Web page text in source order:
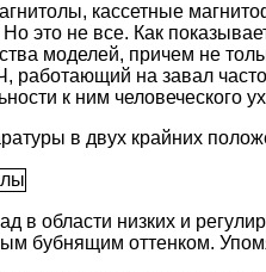
кассетные
это не все. Как
моделей, причем не
работающий на завал
к ним человеческого
в двух крайних
в области низких и
бубнящим оттенком.